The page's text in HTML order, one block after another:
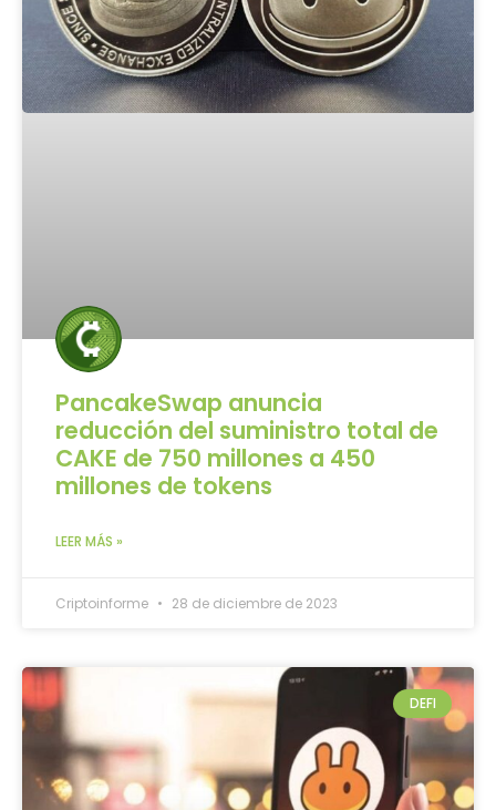
PancakeSwap anuncia
reducción del suministro total de
CAKE de 750 millones a 450
millones de tokens
LEER MÁS »
Criptoinforme 28 de diciembre de 2023
DEFI